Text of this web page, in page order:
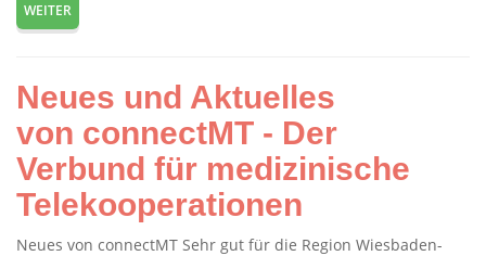
WEITER
Neues und Aktuelles
von connectMT - Der
Verbund für medizinische
Telekooperationen
Neues von connectMT Sehr gut für die Region Wiesbaden-